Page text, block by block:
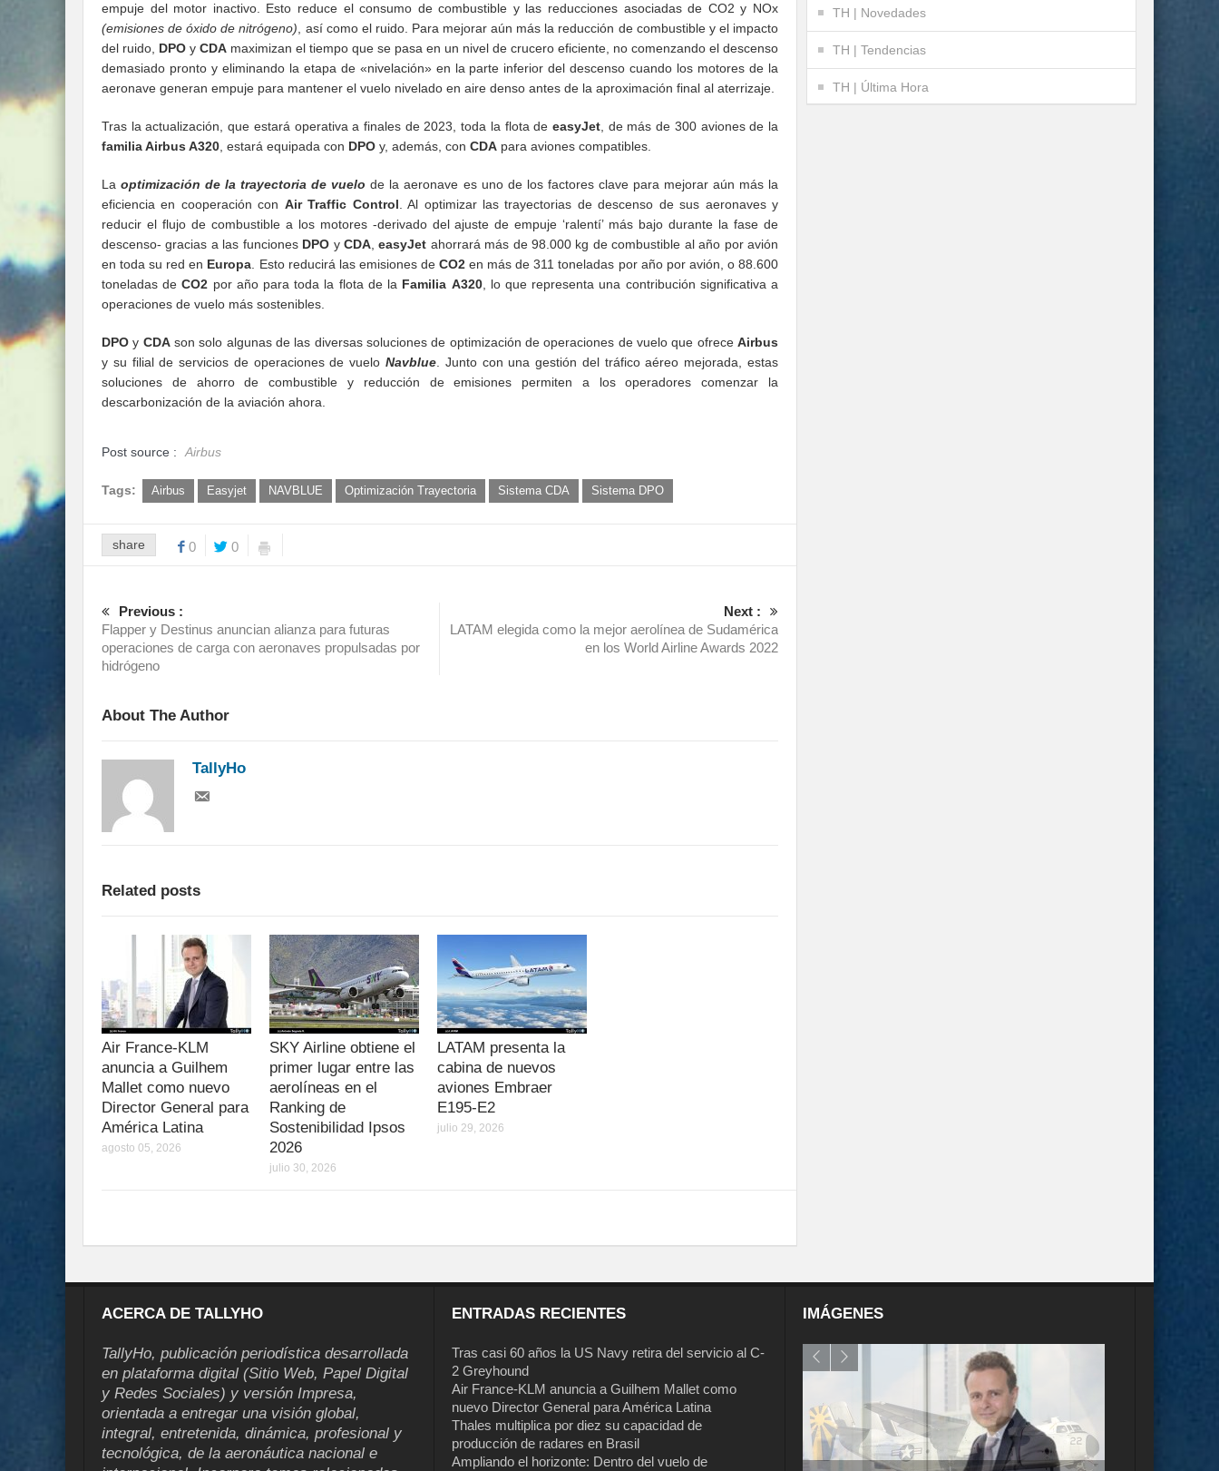
empuje del motor inactivo. Esto reduce el consumo de combustible y las reducciones asociadas de CO2 y NOx
(emisiones de óxido de nitrógeno), así como el ruido. Para mejorar aún más la reducción de combustible y el impacto
del ruido, DPO y CDA maximizan el tiempo que se pasa en un nivel de crucero eficiente, no comenzando el descenso
demasiado pronto y eliminando la etapa de «nivelación» en la parte inferior del descenso cuando los motores de la
aeronave generan empuje para mantener el vuelo nivelado en aire denso antes de la aproximación final al aterrizaje.
Tras la actualización, que estará operativa a finales de 2023, toda la flota de easyJet, de más de 300 aviones de la
familia Airbus A320, estará equipada con DPO y, además, con CDA para aviones compatibles.
Laoptimización de la trayectoria de vuelo de la aeronave es uno de los factores clave para mejorar aún más la
eficiencia en cooperación con Air Traffic Control. Al optimizar las trayectorias de descenso de sus aeronaves y
reducir el flujo de combustible a los motores -derivado del ajuste de empuje ‘ralentí’ más bajo durante la fase de
descenso- gracias a las funciones DPO y CDA,easyJet ahorrará más de 98.000 kg de combustible al año por avión
en toda su red en Europa. Esto reducirá las emisiones deCO2 en más de 311 toneladas por año por avión, o 88.600
toneladas deCO2 por año para toda la flota de la Familia A320, lo que representa una contribución significativa a
operaciones de vuelo más sostenibles.
DPO y CDAson solo algunas de las diversas soluciones de optimización de operaciones de vuelo que ofreceAirbus
y su filial de servicios de operaciones de vuelo Navblue. Junto con una gestión del tráfico aéreo mejorada, estas
soluciones de ahorro de combustible y reducción de emisiones permiten a los operadores comenzar la
descarbonización de la aviación ahora.
Post source : Airbus
Tags: Airbus Easyjet NAVBLUE Optimización Trayectoria Sistema CDA Sistema DPO
share 0 0
Previous :
Flapper y Destinus anuncian alianza para futuras
operaciones de carga con aeronaves propulsadas por
hidrógeno
Next :
LATAM elegida como la mejor aerolínea de Sudamérica
en los World Airline Awards 2022
About The Author
TallyHo
Related posts
Air France-KLM
anuncia a Guilhem
Mallet como nuevo
Director General para
América Latina
agosto 05, 2026
SKY Airline obtiene el
primer lugar entre las
aerolíneas en el
Ranking de
Sostenibilidad Ipsos
2026
julio 30, 2026
LATAM presenta la
cabina de nuevos
aviones Embraer
E195-E2
julio 29, 2026
TH | Novedades
TH | Tendencias
TH | Última Hora
ACERCA DE TALLYHO
TallyHo, publicación periodística desarrollada
en plataforma digital (Sitio Web, Papel Digital
y Redes Sociales) y versión Impresa,
orientada a entregar una visión global,
integral, entretenida, dinámica, profesional y
tecnológica, de la aeronáutica nacional e
ENTRADAS RECIENTES
Tras casi 60 años la US Navy retira del servicio al C-
2 Greyhound
Air France-KLM anuncia a Guilhem Mallet como
nuevo Director General para América Latina
Thales multiplica por diez su capacidad de
producción de radares en Brasil
Ampliando el horizonte: Dentro del vuelo de
IMÁGENES